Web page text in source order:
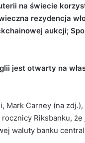
na świecie
rezydencja
aukcji;
jest otwarty na
Mark Carney (na zdj.),
Riksbanku,
waluty banku